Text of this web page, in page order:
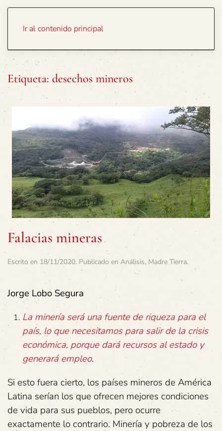
Ir al contenido principal
Etiqueta: desechos mineros
Falacias mineras
Escrito en 18/11/2020. Publicado en Análisis, Madre Tierra.
Jorge Lobo Segura
La minería será una fuente de riqueza para el
país, lo que necesitamos para salir de la crisis
económica, porque dará recursos al estado y
generará empleo.
Si esto fuera cierto, los países mineros de América
Latina serían los que ofrecen mejores condiciones
de vida para sus pueblos, pero ocurre
exactamente lo contrario. Minería y pobreza de los